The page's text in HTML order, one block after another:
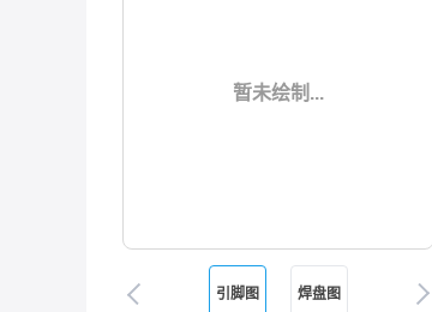
暂未绘制...
引脚图 焊盘图